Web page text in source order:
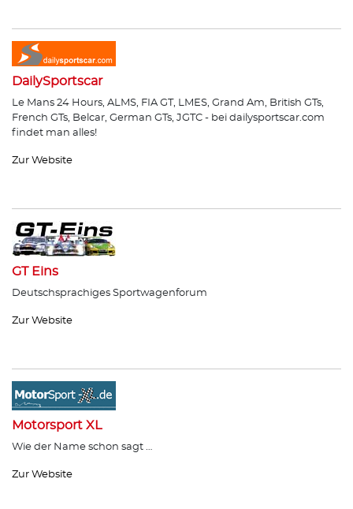
DailySportscar
Le Mans 24 Hours, ALMS, FIA GT, LMES, Grand Am, British GTs,
French GTs, Belcar, German GTs, JGTC - bei dailysportscar.com
findet man alles!
Zur Website
GT Eins
Deutschsprachiges Sportwagenforum
Zur Website
Motorsport XL
Wie der Name schon sagt …
Zur Website